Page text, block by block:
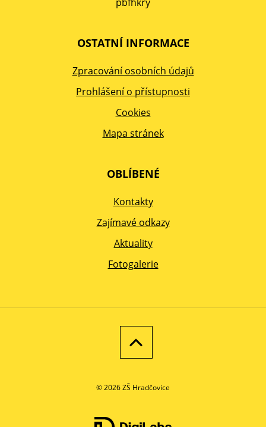
OSTATNÍ INFORMACE
Zpracování osobních údajů
Prohlášení o přístupnosti
Cookies
Mapa stránek
OBLÍBENÉ
Kontakty
Zajímavé odkazy
Aktuality
Fotogalerie
© 2026 ZŠ Hradčovice